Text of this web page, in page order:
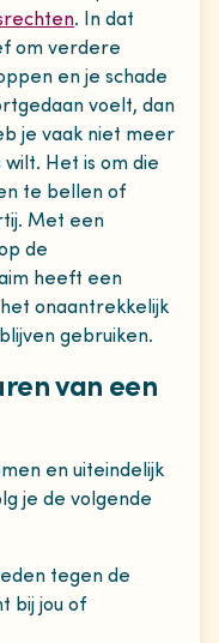
. In dat
om verdere
en je schade
voelt, dan
je vaak niet meer
Het is om die
te bellen of
Met een
de
heeft een
onaantrekkelijk
gebruiken.
van een
en uiteindelijk
je de volgende
tegen de
bij jou of